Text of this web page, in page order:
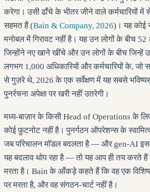
करेगा। उसी ढाँचे के भीतर जीने वाले कर्मचारियों में
सहमत हैं (Bain & Company, 2026)। यह कोई
मनोबल में गिरावट नहीं है। यह उन लोगों के बीच
जिन्होंने नए खाने खींचे और उन लोगों के बीच जिन्हें
लगभग 1,000 अधिकारियों और कर्मचारियों के, जो
से गुज़रे थे, 2026 के एक सर्वेक्षण में यह सबसे
पुनर्रचना अपेक्षा पर खरी नहीं उतरेगी।
मध्य-बाज़ार के किसी Head of Operations के
कोई फ़ुटनोट नहीं है। पुनर्गठन ऑपरेशन्स के
जब परिचालन मॉडल बदलता है — और gen-AI इस
यह बदलाव थोप रहा है — तो यह आप ही तय करते हैं
मरता है। Bain के आँकड़े कहते हैं कि वह एक
पर मरता है, और वह संगठन-चार्ट नहीं है।